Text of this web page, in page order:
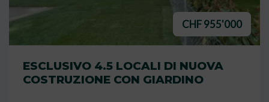
CHF 955'000
ESCLUSIVO 4.5 LOCALI DI NUOVA
COSTRUZIONE CON GIARDINO